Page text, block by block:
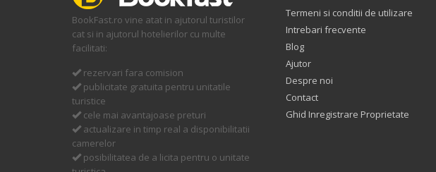
BookFast.ro vine atat in ajutorul turistilor
cat si in ajutorul hotelierilor cu multe
facilitati:
rezervari fara comision
publicitate gratuita pentru unitatile
turistice
cele mai avantajoase preturi
actualizare in timp real a disponibilitatii
camerelor
posibilitatea de a licita pentru o unitate
Termeni si conditii de utilizare
Intrebari frecvente
Blog
Ajutor
Despre noi
Contact
Ghid Inregistrare Proprietate